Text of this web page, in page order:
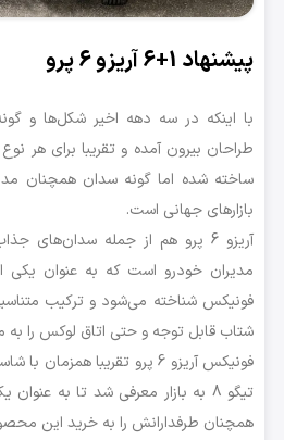
پیشنهاد 1+6 آریزو 6 پرو
با اینکه در سه دهه اخیر شکل‌ها و
طراحان بیرون آمده و تقریبا برای هر
ساخته شده اما گونه سدان همچنان
بازارهای جهانی است.
آریزو 6 پرو هم از جمله
مدیران خودرو است که به عنوان یکی
فونیکس شناخته می‌شود و ترکیب متناسبی
شتاب قابل توجه و حتی اتاق لوکس را به
تیگو 8 به بازار معرفی شد تا به
همچنان طرفدارانش را به خرید این